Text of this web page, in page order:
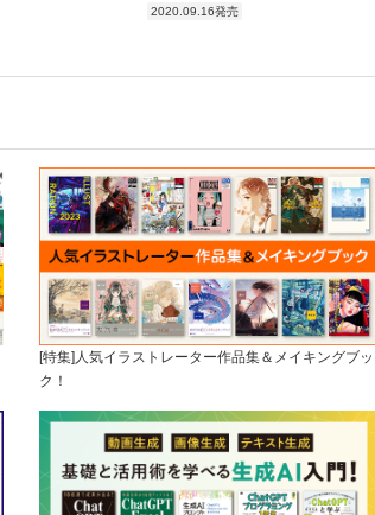
2020.09.16発売
[特集]人気イラストレーター作品集＆メイキングブッ
ク！